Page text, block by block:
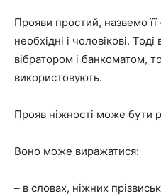
Прояви простий, назвемо
необхідні і чоловікові.
вібратором і банкоматом,
використовують.
Прояв ніжності може бути
Воно може виражатися:
– в словах, ніжних